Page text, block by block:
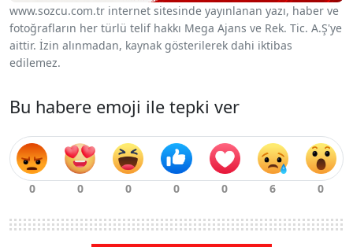
www.sozcu.com.tr internet sitesinde yayınlanan yazı, haber ve
fotoğrafların her türlü telif hakkı Mega Ajans ve Rek. Tic. A.Ş'ye
aittir. İzin alınmadan, kaynak gösterilerek dahi iktibas
edilemez.
Bu habere emoji ile tepki ver